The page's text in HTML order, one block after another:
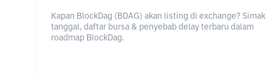
Kapan BlockDag (BDAG) akan listing di exchange? Simak
tanggal, daftar bursa & penyebab delay terbaru dalam
roadmap BlockDag.